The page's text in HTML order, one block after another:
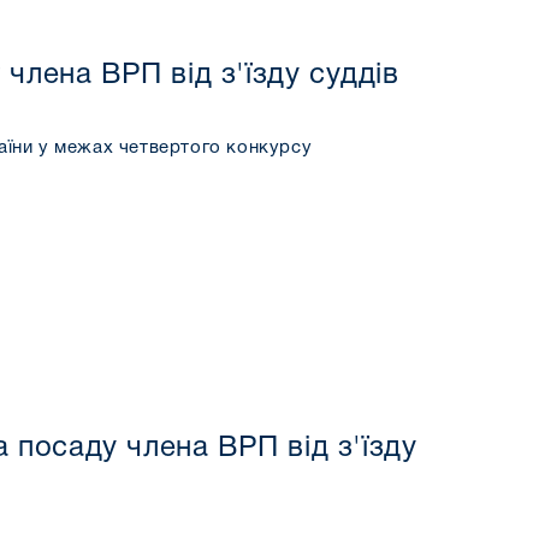
ВРП від з'їзду суддів
у межах четвертого конкурсу
посаду члена ВРП від з'їзду